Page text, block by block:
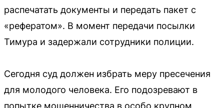
распечатать документы и передать пакет с
«рефератом». В момент передачи посылки
Тимура и задержали сотрудники полиции.
Сегодня суд должен избрать меру пресечения
для молодого человека. Его подозревают в
попытке мошенничества в особо крупном